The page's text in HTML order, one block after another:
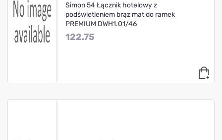
Simon 54 Łącznik hotelowy z
podświetleniem brąz mat do ramek
PREMIUM DWH1.01/46
122.75